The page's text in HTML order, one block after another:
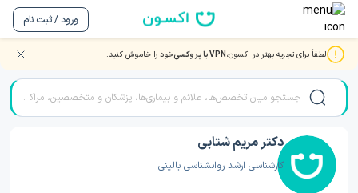
ورود / ثبت نام
لطفاً برای تجربه بهتر در اکسون،VPN یا پروکسی خود را خاموش کنید. صفحه اصلی/دکتر روانشناسی/دکتر مریم شتابی
دکتر مریم شتابی
کارشناسی ارشد روانشناسی بالینی